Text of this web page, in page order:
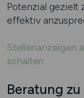
Potenzial gezielt
effektiv
Stellenanzeigen
schalten
Beratung